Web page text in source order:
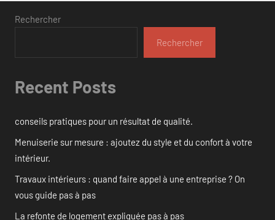
Rechercher
Rechercher
Recent Posts
conseils pratiques pour un résultat de qualité.
Menuiserie sur mesure : ajoutez du style et du confort à votre
intérieur.
Travaux intérieurs : quand faire appel à une entreprise ? On
vous guide pas à pas
La refonte de logement expliquée pas à pas